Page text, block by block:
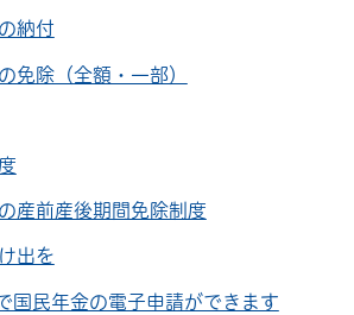
納付
免除（全額・一部）
産前産後期間免除制度
出を
国民年金の電子申請ができます